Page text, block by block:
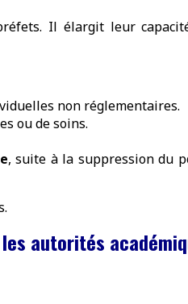
Il élargit leur
non réglementaires.
ou de soins.
, suite à la suppression du
autorités